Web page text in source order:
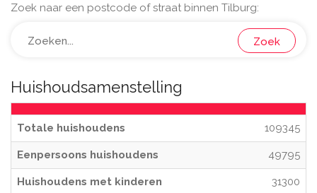
Zoek naar een postcode of straat binnen Tilburg:
Zoek
Huishoudsamenstelling
Totale huishoudens 109345
Eenpersoons huishoudens 49795
Huishoudens met kinderen 31300